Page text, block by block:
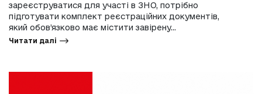
зареєструватися для участі в ЗНО, потрібно
підготувати комплект реєстраційних документів,
який обов’язково має містити завірену...
Читати далі